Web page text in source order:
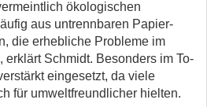
ökologischen
aus untrennbaren Papier-
die erhebliche Probleme im
erklärt Schmidt. Besonders im To-
eingesetzt, da viele
für umweltfreundlicher hielten.